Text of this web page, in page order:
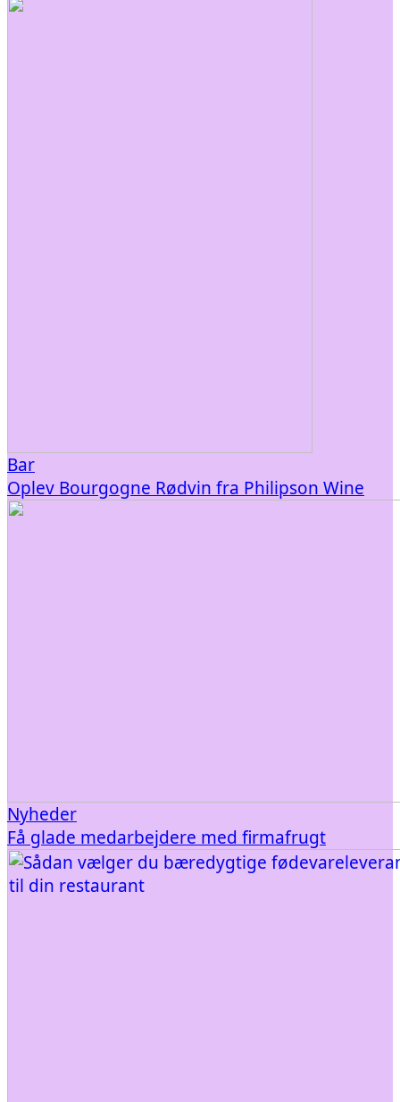
Bar
Oplev Bourgogne Rødvin fra Philipson Wine
Nyheder
Få glade medarbejdere med firmafrugt